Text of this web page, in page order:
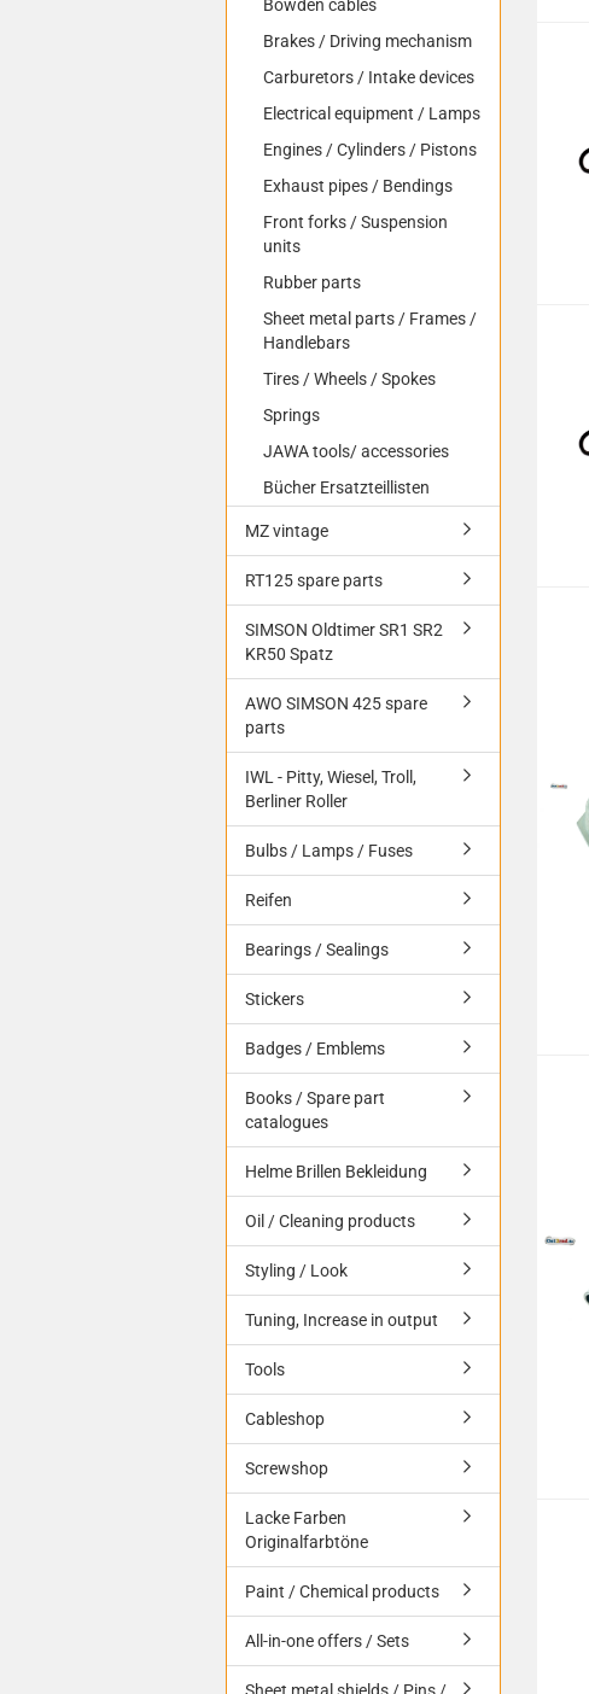
Bowden cables
Brakes / Driving mechanism
Carburetors / Intake devices
Electrical equipment / Lamps
Engines / Cylinders / Pistons
Exhaust pipes / Bendings
Front forks / Suspension
units
Rubber parts
Sheet metal parts / Frames /
Handlebars
Tires / Wheels / Spokes
Springs
JAWA tools/ accessories
Bücher Ersatzteillisten
MZ vintage
RT125 spare parts
SIMSON Oldtimer SR1 SR2
KR50 Spatz
AWO SIMSON 425 spare
parts
IWL - Pitty, Wiesel, Troll,
Berliner Roller
Bulbs / Lamps / Fuses
Reifen
Bearings / Sealings
Stickers
Badges / Emblems
Books / Spare part
catalogues
Helme Brillen Bekleidung
Oil / Cleaning products
Styling / Look
Tuning, Increase in output
Tools
Cableshop
Screwshop
Lacke Farben
Originalfarbtöne
Paint / Chemical products
All-in-one offers / Sets